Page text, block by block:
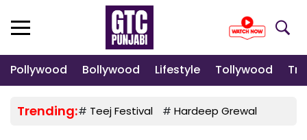
Pollywood Bollywood Lifestyle Tollywood
Trending:# Teej Festival # Hardeep Grewal